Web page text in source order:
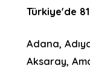
Türkiye'de
Adana,
Aksaray,